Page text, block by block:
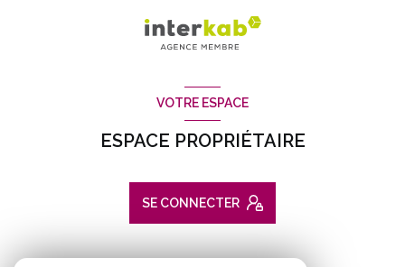
VOTRE ESPACE
ESPACE PROPRIÉTAIRE
SE CONNECTER